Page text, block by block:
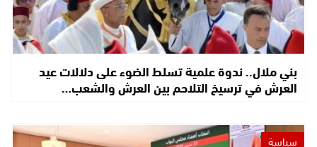
بني ملال.. ندوة علمية تسلط الضوء على دلالات عيد
العرش في ترسيخ التلاحم بين العرش والشعب…
سياسة